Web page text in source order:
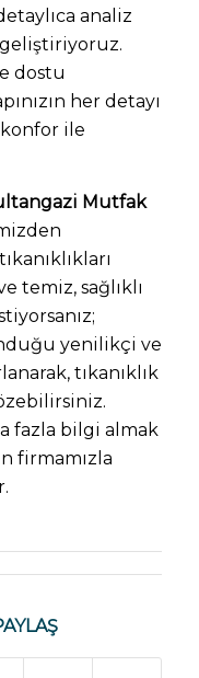
analiz
dostu
her detayı
ile
Mutfak
temiz, sağlıklı
yenilikçi ve
tıkanıklık
fazla bilgi almak
firmamızla